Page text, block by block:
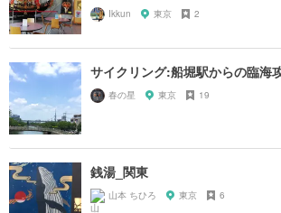
Ikkun 東京 2
サイクリング:船堀駅からの臨海
春の星 東京 19
銭湯_関東
山本 ちひろ 東京 6